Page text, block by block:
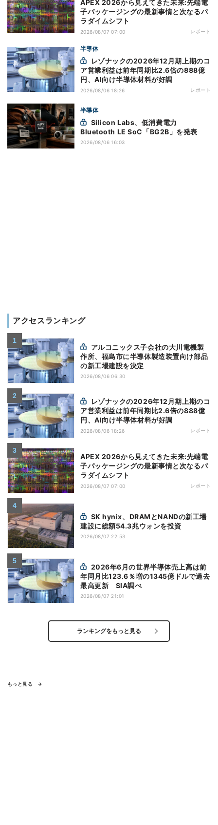
APEX 2026から見えてきた未来:先端電
子パッケージングの最新事情と次なるパ
ラダイムシフト
2026/08/07 07:00 レポート
半導体
ア営業利益は前年同期比2.6倍の888億
円、AI向け半導体材料が好調
2026/08/06 18:26 レポート
半導体
Bluetooth LE SoC「BG2B」を発表
2026/08/06 16:03
アクセスランキング
作所、福島市に半導体製造装置向け部品
の新工場建設を決定
2026/08/06 06:30
ア営業利益は前年同期比2.6倍の888億
円、AI向け半導体材料が好調
2026/08/06 18:26 レポート
APEX 2026から見えてきた未来:先端電
子パッケージングの最新事情と次なるパ
ラダイムシフト
2026/08/07 07:00 レポート
建設に総額54.3兆ウォンを投資
2026/08/07 22:53
年同月比123.6％増の1345億ドルで過去
最高更新 SIA調べ
2026/08/07 21:01
ランキングをもっと見る
もっと見る